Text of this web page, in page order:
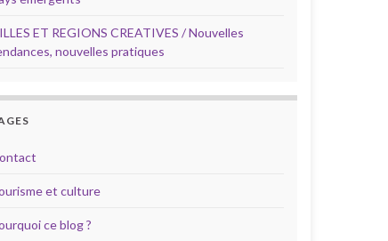
ET REGIONS CREATIVES / Nouvelles
nouvelles pratiques
et culture
ce blog ?